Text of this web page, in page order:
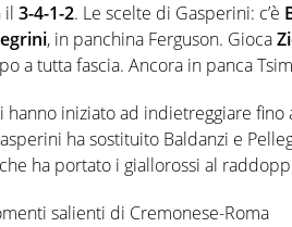
il 3-4-1-2. Le scelte di Gasperini: c’è
, in panchina Ferguson. Gioca
a tutta fascia. Ancora in panca
iniziato ad indietreggiare fino
ha sostituito Baldanzi e
ha portato i giallorossi al
salienti di Cremonese-Roma